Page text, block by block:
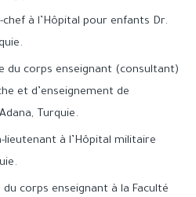
chef à l’Hôpital pour enfants Dr.
du corps enseignant (consultant)
et d’enseignement de
Turquie.
lieutenant à l’Hôpital militaire
du corps enseignant à la Faculté